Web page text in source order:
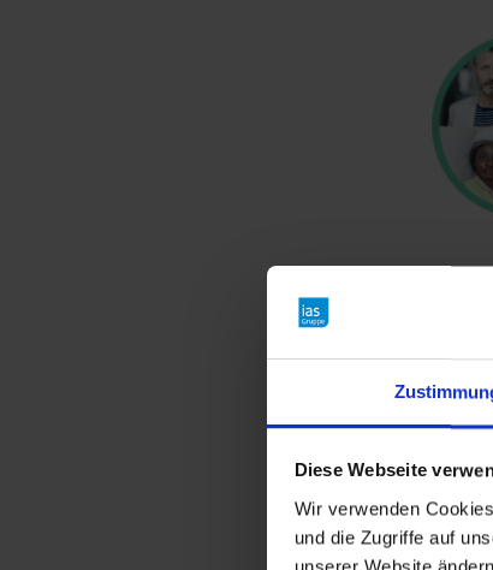
Diese Webseite
Wir verwenden
und die Zugriffe auf